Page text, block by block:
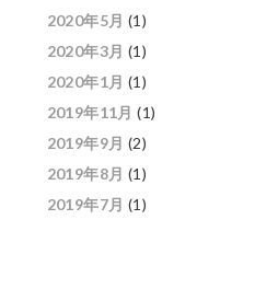
2020年5月 (1)
2020年3月 (1)
2020年1月 (1)
2019年11月 (1)
2019年9月 (2)
2019年8月 (1)
2019年7月 (1)